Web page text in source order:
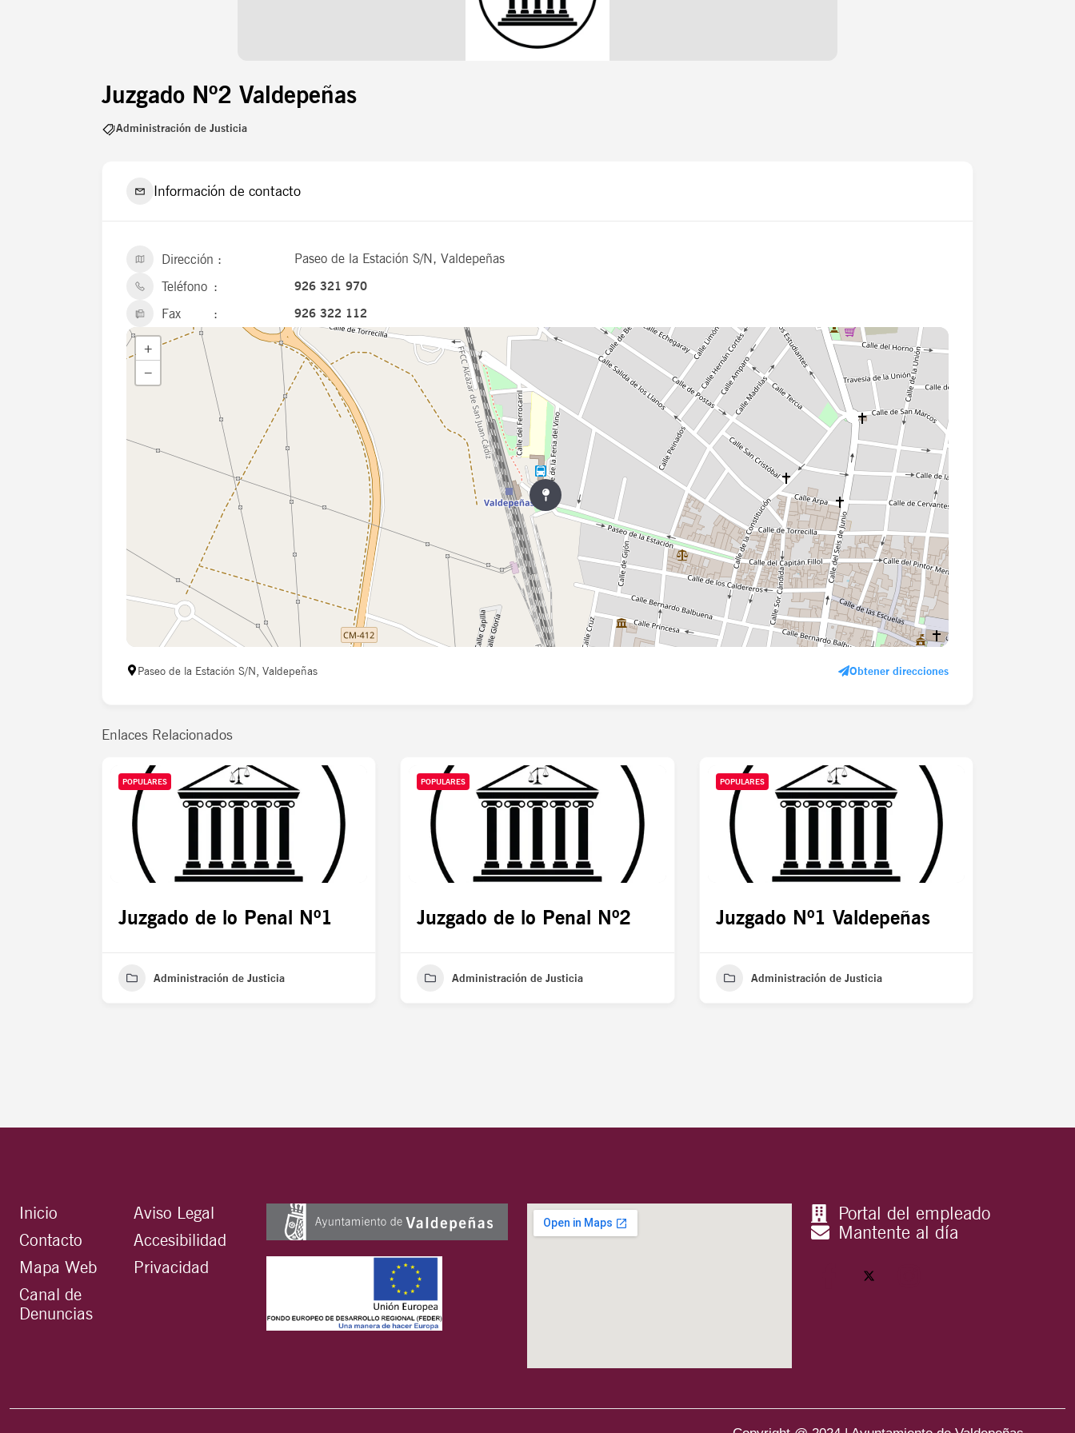
Juzgado Nº2 Valdepeñas
Administración de Justicia
Información de contacto
Dirección
Paseo de la Estación S/N, Valdepeñas
Teléfono
926 321 970
Fax 926 322 112
+
−
Paseo de la Estación S/N, Valdepeñas Obtener direcciones
Enlaces Relacionados
POPULARES
Juzgado de lo Penal Nº1
Administración de Justicia
POPULARES
Juzgado de lo Penal Nº2
Administración de Justicia
POPULARES
Juzgado Nº1 Valdepeñas
Administración de Justicia
Inicio
Contacto
Mapa Web
Canal de
Denuncias
Aviso Legal
Accesibilidad
Privacidad
Portal del empleado
Mantente al día